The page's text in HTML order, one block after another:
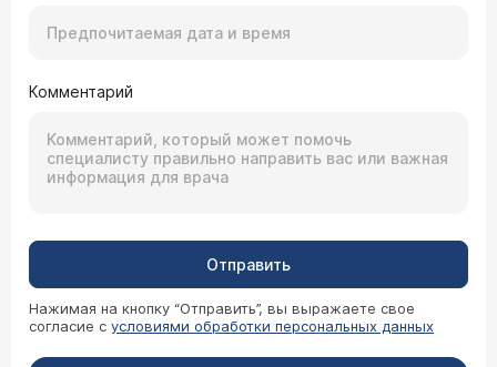
Комментарий
Отправить
Нажимая на кнопку “Отправить”, вы выражаете свое
согласие с условиями обработки персональных данных